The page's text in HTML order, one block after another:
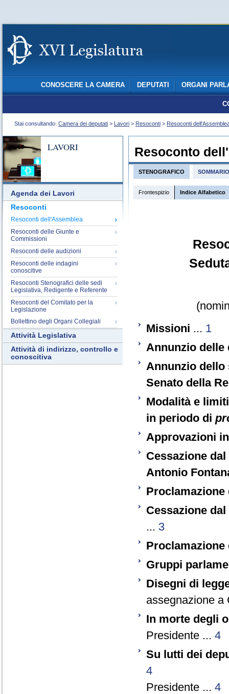
CONOSCERE LA CAMERA DEPUTATI ORGANI
Stai consultando: Camera dei deputati > Lavori > Resoconti > Resoconti
LAVORI
Agenda dei Lavori
Resoconti
Resoconti dell'Assemblea
Resoconti delle Giunte e
Commissioni
Resoconti delle audizioni
Resoconti delle indagini
conoscitive
Resoconti Stenografici delle sedi
Legislativa, Redigente e Referente
Resoconti del Comitato per la
Legislazione
Bollettino degli Organi Collegiali
Attività Legislativa
Attività di indirizzo, controllo e
conoscitiva
Resoconto
STENOGRAFICO SOMMARIO
Frontespizio Indice Alfabetico
Missioni ... 1
Annunzio delle
Annunzio dello
Senato della
Modalità e
in periodo di
Approvazioni
Cessazione
Antonio
Proclamazione
Cessazione
... 3
Proclamazione
Gruppi
Disegni di
assegnazione
In morte degli
Presidente ... 4
Su lutti dei
4
Presidente ... 4